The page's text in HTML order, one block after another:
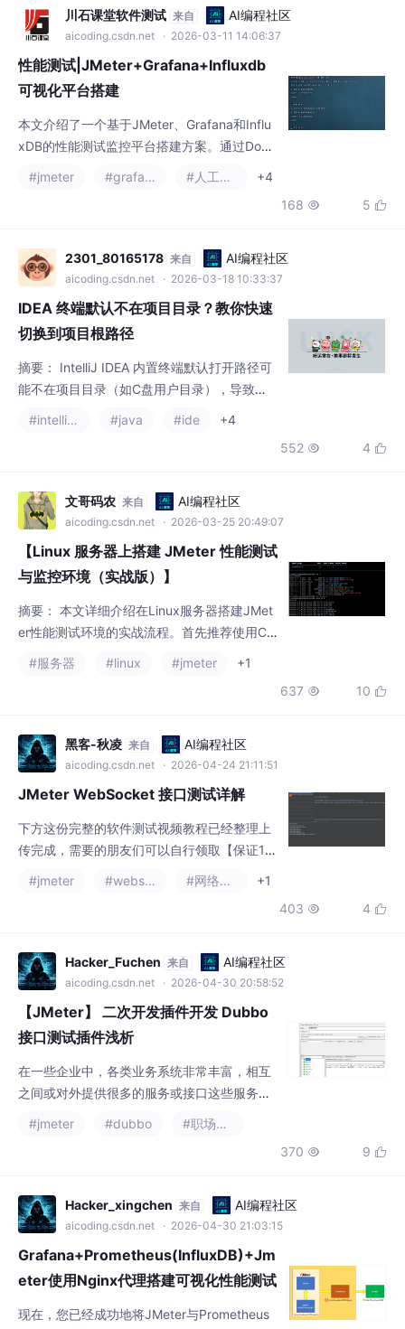
川石课堂软件测试 来自 AI编程社区
aicoding.csdn.net · 2026-03-11 14:06:37
性能测试|JMeter+Grafana+Influxdb
可视化平台搭建
本文介绍了一个基于JMeter、Grafana和Influ
xDB的性能测试监控平台搭建方案。通过Dock
的实时采集、存储和可视化展示。具体步骤包
构建JMeter 5.4.3镜像，配置测试文件挂载路
径。该方案可帮助团队快速搭建智能化性能测
#jmeter
+4
168  5 
2301_80165178 来自 AI编程社区
aicoding.csdn.net · 2026-03-18 10:33:37
IDEA 终端默认不在项目目录？教你快速
切换到项目根路径
摘要： IntelliJ IDEA 内置终端默认打开路径可
能不在项目目录（如C盘用户目录），导致运
用IDEA配置的shell工作目录。解决方法：1）
l），将Start directory设为$PROJECT_DIR
$，实现终端自动定位到项目根目录
#java #ide
+4
552  4 
文哥码农 来自 AI编程社区
aicoding.csdn.net · 2026-03-25 20:49:07
【Linux 服务器上搭建 JMeter 性能测试
与监控环境（实战版）】
摘要： 本文详细介绍在Linux服务器搭建JMet
er性能测试环境的实战流程。首先推荐使用Ce
源（如50并发需8核16GB）。随后指导安装O
压测的优势，提供核心命令行参数（-n -t -l -e
-o）及目录规范建议。文中还解决Windows/Li
#服务器 #linux #jmeter
+1
637  10 
黑客-秋凌 来自 AI编程社区
aicoding.csdn.net · 2026-04-24 21:11:51
JMeter WebSocket 接口测试详解
下方这份完整的软件测试视频教程已经整理上
传完成，需要的朋友们可以自行领取【保证10
#jmeter
+1
403  4 
Hacker_Fuchen 来自 AI编程社区
aicoding.csdn.net · 2026-04-30 20:58:52
【JMeter】 二次开发插件开发 Dubbo
接口测试插件浅析
在一些企业中，各类业务系统非常丰富，相互
之间或对外提供很多的服务或接口这些服务或
提供方、服务的使用方必须遵守相同契约这类
测试，可以自定义插件来实现由于Dubbo应用
相对广泛，本文主要针对Dubbo的接口测试插
#jmeter #dubbo
370  9 
Hacker_xingchen 来自 AI编程社区
aicoding.csdn.net · 2026-04-30 21:03:15
Grafana+Prometheus(InfluxDB)+Jm
eter使用Nginx代理搭建可视化性能测试
现在，您已经成功地将JMeter与Prometheus